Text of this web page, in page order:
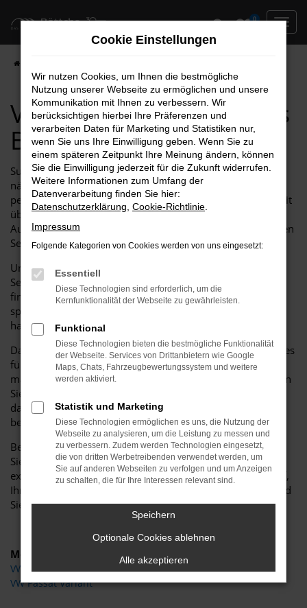
Zum
springen
0
VW kaufen bei Autohaus
Böttche GmbH
Suchen Sie nach einem zuverlässigen Partner für Ihr
nächstes Fahrzeug? Dann ist Autohaus Böttche GmbH Ihr
perfekter Ansprechpartner! Als führendes VW Autohaus seit
über 20 Jahren bieten wir nicht nur eine beeindruckende
Auswahl an VW-Modellen, sondern auch einen erstklassigen
Service, der Ihre Erwartungen übertrifft.
Unser engagiertes Team steht Ihnen bei jedem Schritt zur
Seite, um sicherzustellen, dass Sie das ideale VW-Fahrzeug
finden, das perfekt zu Ihren Bedürfnissen passt. Von
sportlichen Modellen bis hin zu eleganten Stadtautos – wir
haben sie alle!
Darüber hinaus bieten wir eine Vielzahl zusätzlicher Services
für VW-Besitzer an, darunter Wartung, Reparaturen und
maßgeschneiderte Finanzierungslösungen. Bei uns erhalten
Sie nicht nur ein Fahrzeug, sondern auch die Gewissheit,
dass Sie während der gesamten Lebensdauer Ihres Autos
bestens betreut werden.
Besuchen Sie noch heute unser VW Autohaus und erleben
Sie unsere große Auswahl, kompetente Beratung und
exzellenten Service aus erster Hand. Wir freuen uns darauf,
Ihnen bei der Suche nach Ihrem Traumwagen zu helfen und
Sie als zufriedenen Kunden begrüßen zu dürfen!
Modelle
VW Golf
VW Passat Variant
Cookie Einstellungen
Wir nutzen Cookies, um Ihnen die bestmögliche
Nutzung unserer Webseite zu ermöglichen und unsere
Kommunikation mit Ihnen zu verbessern. Wir
berücksichtigen hierbei Ihre Präferenzen und
verarbeiten Daten für Marketing und Statistiken nur,
wenn Sie uns Ihre Einwilligung geben. Wenn Sie zu
einem späteren Zeitpunkt Ihre Meinung ändern, können
Sie die Einwilligung jederzeit für die Zukunft widerrufen.
Weitere Informationen zum Umfang der
Datenverarbeitung finden Sie hier:
Datenschutzerklärung Cookie-Richtlinie
Impressum
Folgende Kategorien von Cookies werden von uns eingesetzt:
Essentiell
Diese Technologien sind erforderlich, um die
Kernfunktionalität der Webseite zu gewährleisten.
Funktional
Diese Technologien bieten die bestmögliche Funktionalität
der Webseite. Services von Drittanbietern wie Google
Maps, Chats, Fahrzeugbewertungssystem und weitere
werden aktiviert.
Statistik und Marketing
Diese Technologien ermöglichen es uns, die Nutzung der
Webseite zu analysieren, um die Leistung zu messen und
zu verbessern. Zudem werden Technologien eingesetzt,
die von dritten Werbetreibenden verwendet werden, um
Sie auf anderen Webseiten zu verfolgen und um Anzeigen
zu schalten, die für Ihre Interessen relevant sind.
Speichern
Optionale Cookies ablehnen
Alle akzeptieren